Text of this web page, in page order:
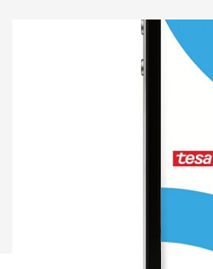
Habosító tanácsadó
A nyomólemez és a
elengedhetetlen az
Tudja meg, melyik szalag
folyamatparaméterek